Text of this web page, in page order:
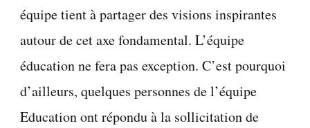
équipe tient à partager des visions inspirantes
autour de cet axe fondamental. L’équipe
éducation ne fera pas exception. C’est pourquoi
d’ailleurs, quelques personnes de l’équipe
Education ont répondu à la sollicitation de